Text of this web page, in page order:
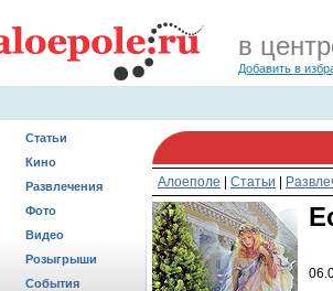
в
Добавить в
Статьи
Кино
Развлечения
Фото
Видео
Розыгрыши
События
Алоеполе Статьи